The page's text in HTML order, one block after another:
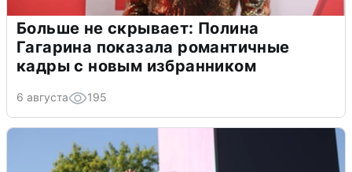
Больше не скрывает: Полина
Гагарина показала романтичные
кадры с новым избранником
6 августа 195